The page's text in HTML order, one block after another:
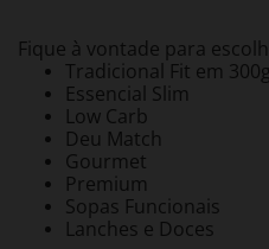
Fique à vontade para
Tradicional Fit em
Essencial Slim
​Low Carb
​Deu Match
Gourmet
​Premium
Sopas Funcionais
Lanches e Doces